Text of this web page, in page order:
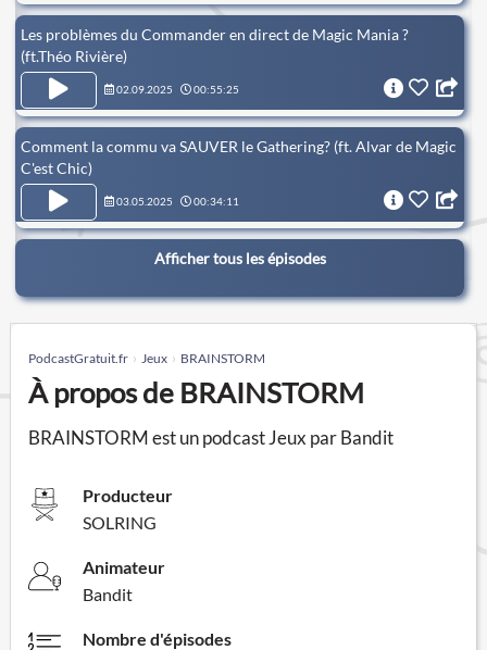
Les problèmes du Commander en direct de Magic Mania ?
(ft.Théo Rivière)
02.09.2025 00:55:25
Comment la commu va SAUVER le Gathering? (ft. Alvar de Magic
C'est Chic)
03.05.2025 00:34:11
Afficher tous les épisodes
PodcastGratuit.fr Jeux BRAINSTORM
À propos de BRAINSTORM
BRAINSTORM est un podcast Jeux par Bandit
Producteur
SOLRING
Animateur
Bandit
Nombre d'épisodes